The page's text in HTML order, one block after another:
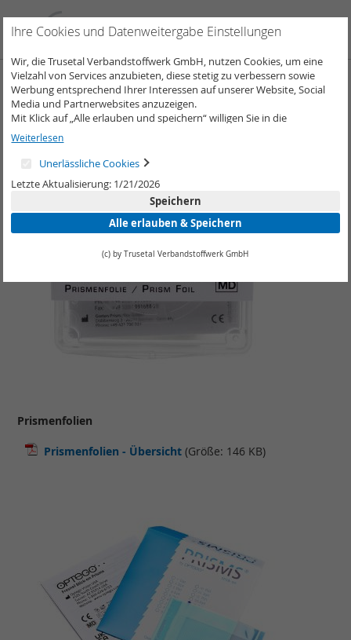
zum
Inhalt
Prismenfolien
Prismenfolien
Prismenfolien - Übersicht (Größe: 146 KB)
Ihre Cookies und Datenweitergabe Einstellungen
Wir, die Trusetal Verbandstoffwerk GmbH, nutzen Cookies, um eine
Vielzahl von Services anzubieten, diese stetig zu verbessern sowie
Werbung entsprechend Ihrer Interessen auf unserer Website, Social
Media und Partnerwebsites anzuzeigen.
Mit Klick auf „Alle erlauben und speichern“ willigen Sie in die
Verwendung aller Cookies ein.
Unter „Weitere Informationen“ können Sie Ihre Cookie-Einstellungen
selber anpassen und speichern.
Weiterlesen
Unerlässliche Cookies
Letzte Aktualisierung: 1/21/2026
Speichern
Alle erlauben & Speichern
(c) by Trusetal Verbandstoffwerk GmbH